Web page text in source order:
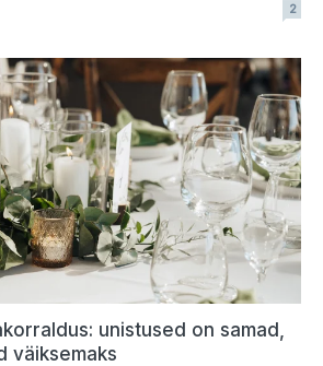
2
unistused on samad,
väiksemaks